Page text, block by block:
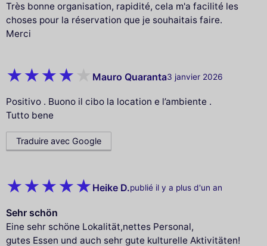
Très bonne organisation, rapidité, cela m'a facilité les
choses pour la réservation que je souhaitais faire.
Merci
Mauro Quaranta3 janvier 2026
Positivo . Buono il cibo la location e l’ambiente .
Tutto bene
Traduire avec Google
Heike D.publié il y a plus d'un an
Sehr schön
Eine sehr schöne Lokalität,nettes Personal,
gutes Essen und auch sehr gute kulturelle Aktivitäten!